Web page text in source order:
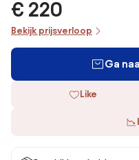
€ 220
Bekijk prijsverloop
Ga
Like